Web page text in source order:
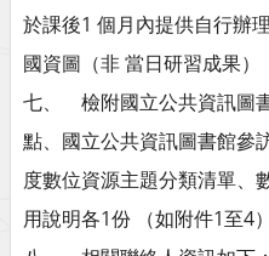
於課後1 個月內提供自行辦
國資圖（非 當日研習成果）
七、 檢附國立公共資訊圖
點、國立公共資訊圖書館參
度數位資源主題分類清單、
用說明各1份 （如附件1至4）